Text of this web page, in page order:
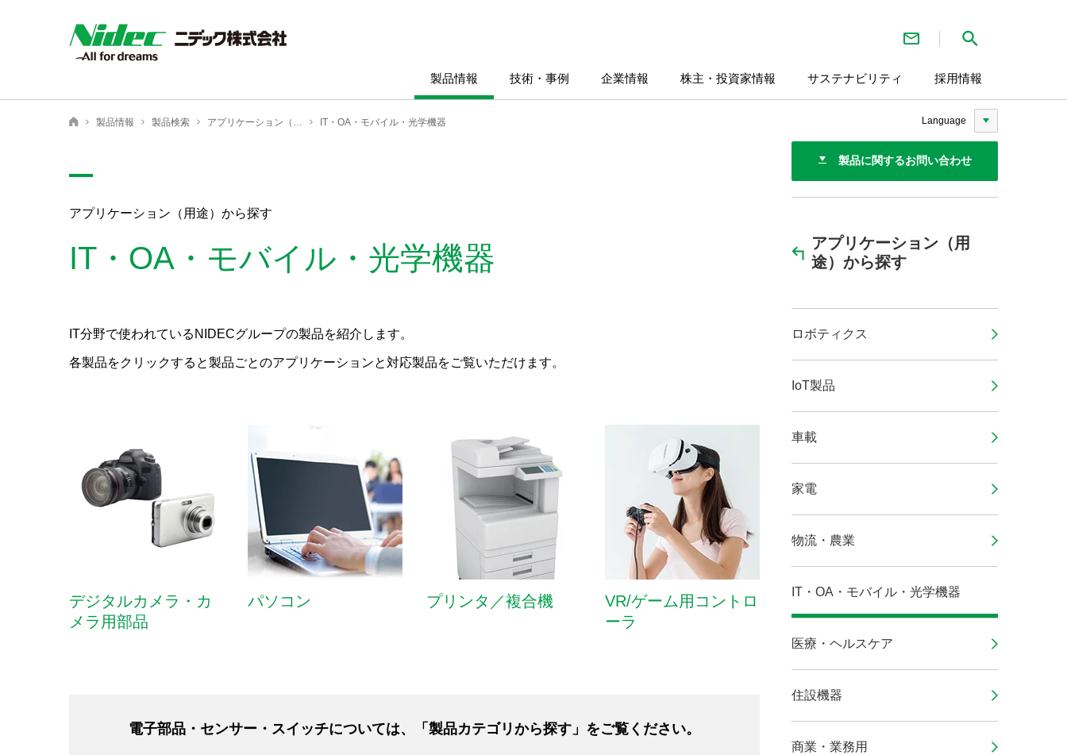
Language
お問い合わせ
製品情報 技術・事例 企業情報 株主・投資家情報 サステナビリティ 採用情報
ニデック株式会社
製品情報 製品検索 アプリケーション（用途）から探す IT・OA・モバイル・光学機器
アプリケーション（用途）から探す
IT・OA・モバイル・光学機器
IT分野で使われているNIDECグループの製品を紹介します。
各製品をクリックすると製品ごとのアプリケーションと対応製品をご覧いただけます。
デジタルカメラ・カ
メラ用部品
パソコン プリンタ／複合機
VR/ゲーム用コントロ
ーラ
電子部品・センサー・スイッチについては、「製品カテゴリから探す」をご覧ください。
製品に関するお問い合わせ
アプリケーション（用
途）から探す
ロボティクス
IoT製品
車載
家電
物流・農業
IT・OA・モバイル・光学機器
医療・ヘルスケア
住設機器
商業・業務用